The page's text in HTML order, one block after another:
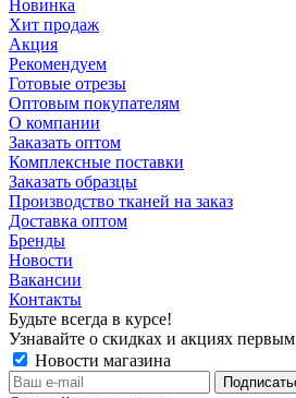
Новинка
Хит продаж
Акция
Рекомендуем
Готовые отрезы
Оптовым покупателям
О компании
Заказать оптом
Комплексные поставки
Заказать образцы
Производство тканей на заказ
Доставка оптом
Бренды
Новости
Вакансии
Контакты
Будьте всегда в курсе!
Узнавайте о скидках и акциях первым
Новости магазина